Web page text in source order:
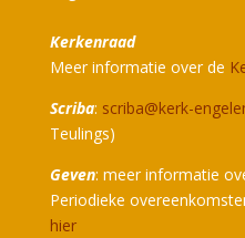
Kerkenraad
Meer informatie over de
Scriba: scriba@kerk-
Teulings)
Geven: meer informatie
Periodieke
hier